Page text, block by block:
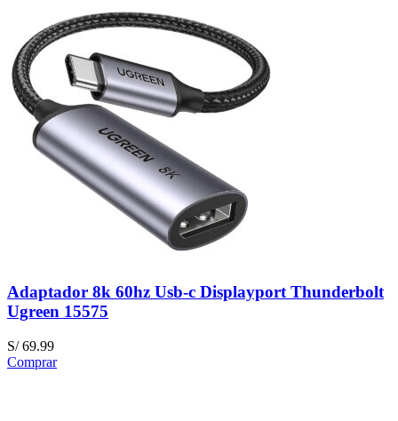
Adaptador 8k 60hz Usb-c Displayport Thunderbolt
Ugreen 15575
S/69.99
Comprar